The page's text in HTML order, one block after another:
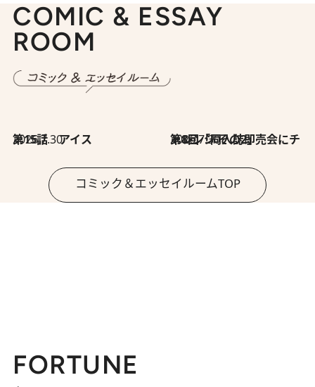
COMIC & ESSAY
ROOM
2026.7.30
第15話 アイス 2026.7.30
第8回「同人誌即売会にチャレンジ その2」
コミック＆エッセイルームTOP
FORTUNE